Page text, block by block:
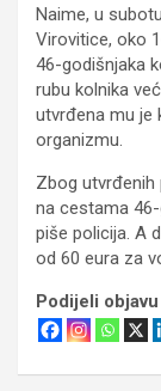
Naime, u
Virovitice, oko
46-godišnjaka
rubu kolnika
utvrđena mu je
organizmu.
Zbog
na cestama
piše policija. A
od 60 eura za
Podijeli objavu